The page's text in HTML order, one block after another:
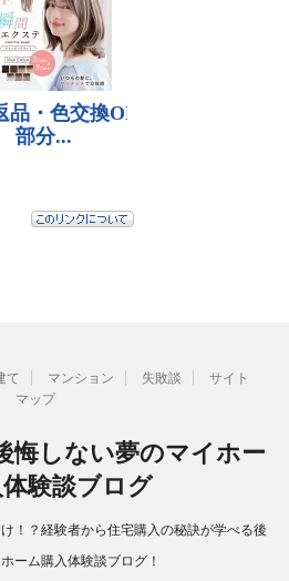
て マンション 失敗談
サイト
マップ
悔しない夢のマイホー
験談ブログ
！？経験者から住宅購入の秘訣が学べる後
ーム購入体験談ブログ！